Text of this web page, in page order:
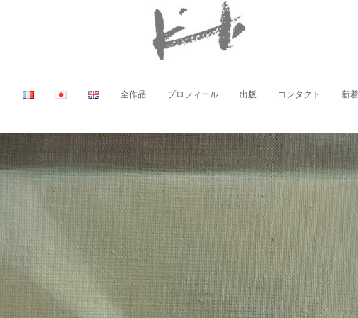
全作品 プロフィール 出版 コンタクト 新